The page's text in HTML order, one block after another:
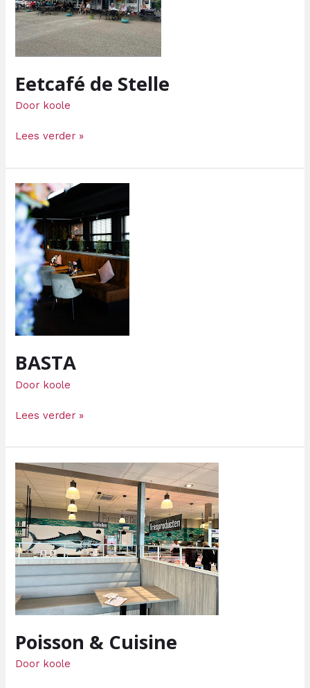
Eetcafé de Stelle
Door koole
Lees verder »
BASTA
Door koole
BASTA
Lees verder »
Poisson & Cuisine
Door koole
Poisson
Cuisine